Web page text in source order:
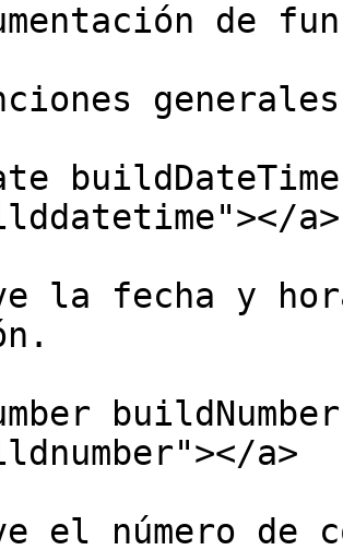
de
generales
a>
la fecha y
a>
el número